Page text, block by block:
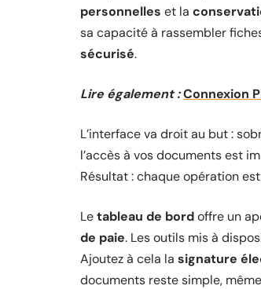
personnelles et la
sa capacité à rassembler
sécurisé.
Lire également :Connexion
L’interface va droit au but :
l’accès à vos documents est
Résultat : chaque opération
Letableau de bordoffre un
de paie. Les outils mis à
Ajoutez à cela la signature
documents reste simple,